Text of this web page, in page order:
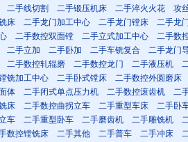
二手线切割 二手锻压机床 二手淬火火花 攻
床 二手龙门加工中心 二手龙门镗床 二手龙
二手数控双面镗 二手立式加工中心 二手数
二手立加 二手卧加 二手车铣复合 二手龙门
二手数控轧辊磨 二手数控龙门 二手液压机
铣加工中心 二手卧式镗床 二手数控外圆磨床
体 二手闭式单点压力机 二手数控滚齿机 二
床 二手数控曲拐立车 二手重型车床 二手卧
车 二手重型卧车 二手磨齿机 二手雕铣机
数控镗铣床 二手其他 二手普车 二手冲床